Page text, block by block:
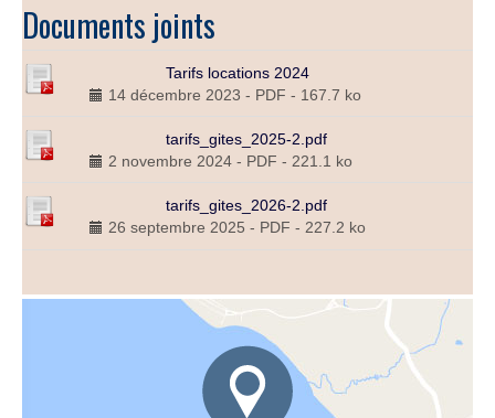
Documents joints
Tarifs locations 2024
14 décembre 2023 - PDF - 167.7 ko
tarifs_gites_2025-2.pdf
2 novembre 2024 - PDF - 221.1 ko
tarifs_gites_2026-2.pdf
26 septembre 2025 - PDF - 227.2 ko